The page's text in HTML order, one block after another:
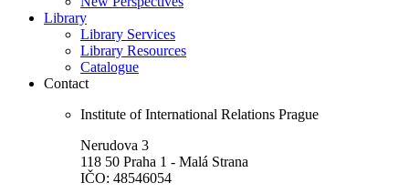
Library
Library Services
Library Resources
Catalogue
Contact
Institute of International Relations Prague
Nerudova 3
118 50 Praha 1 - Malá Strana
IČO: 48546054